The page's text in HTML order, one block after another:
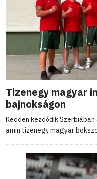
Tizenegy magyar
bajnokságon
Kedden kezdődik
amin tizenegy magyar